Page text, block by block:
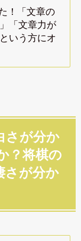
！「文章の
「文章力が
いう方にオ
さが分か
？将棋の
さが分か